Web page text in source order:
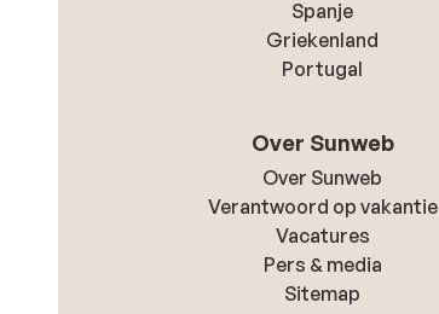
Spanje
Griekenland
Portugal
Over Sunweb
Over Sunweb
Verantwoord op vakantie
Vacatures
Pers & media
Sitemap